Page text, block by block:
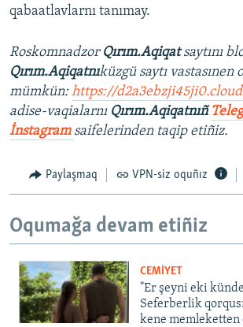
qabaatlavlarnı tanımay.
Roskomnadzor Qırım.Aqiqatsaytını
Qırım.Aqiqatnıküzgü saytı vastasınen
mümkün:https://
adise-vaqialarnı Qırım.Aqiqatnıñ
İnstagram saifelerinden taqip etiñiz.
Paylaşmaq VPN-siz oquñız
Oqumağa devam etiñiz
CEMİYET
"Er şeyni eki
Seferberlik
kene memleketten